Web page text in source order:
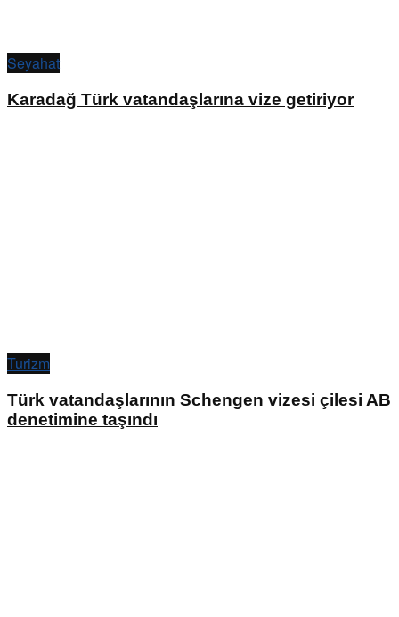
Seyahat
Karadağ Türk vatandaşlarına vize getiriyor
Turizm
Türk vatandaşlarının Schengen vizesi çilesi AB
denetimine taşındı